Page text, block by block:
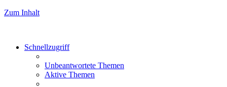
Zum Inhalt
Schnellzugriff
Unbeantwortete Themen
Aktive Themen